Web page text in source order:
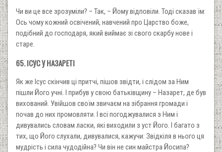
Чи ви це все зрозуміли? – Так, – Йому відповіли. Тоді сказав їм:
Ось чому кожний освічений, навчений про Царство боже,
подібний до господаря, який виймає зі свого скарбу нове і
старе.
65. ІСУС У НАЗАРЕТІ
Як же Ісус скінчив ці притчі, пішов звідти, і слідом за Ним
пішли Його учні. І прибув у свою батьківщину – Назарет, де був
вихований. Увійшов своїм звичаєм на зібрання громади і
почав до них промовляти. І всі погоджувалися з Ним і
дивувались словам ласки, які виходили з уст Його. І багато з
тих, що Його слухали, дивувалися, кажучи: Звідкіля в нього ця
мудрість і сила чудодійна? Чи він не син майстра Йосипа?